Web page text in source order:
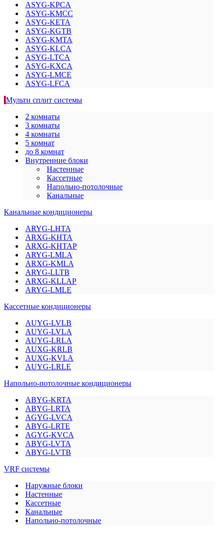
ASYG-KPCA
ASYG-KMCC
ASYG-KETA
ASYG-KGTB
ASYG-KMTA
ASYG-KLCA
ASYG-LTCA
ASYG-KXCA
ASYG-LMCE
ASYG-LFCA
Мульти сплит системы
2 комнаты
3 комнаты
4 комнаты
5 комнат
до 8 комнат
Внутренние блоки
Настенные
Кассетные
Напольно-потолочные
Канальные
Канальные кондиционеры
ARYG-LHTA
ARXG-KHTA
ARXG-KHTAP
ARYG-LMLA
ARXG-KMLA
ARYG-LLTB
ARXG-KLLAP
ARYG-LMLE
Кассетные кондиционеры
AUYG-LVLB
AUYG-LVLA
AUYG-LRLA
AUXG-KRLB
AUXG-KVLA
AUYG-LRLE
Напольно-потолочные кондиционеры
ABYG-KRTA
ABYG-LRTA
AGYG-LVCA
ABYG-LRTE
AGYG-KVCA
ABYG-LVTA
ABYG-LVTB
VRF системы
Наружные блоки
Настенные
Кассетные
Канальные
Напольно-потолочные